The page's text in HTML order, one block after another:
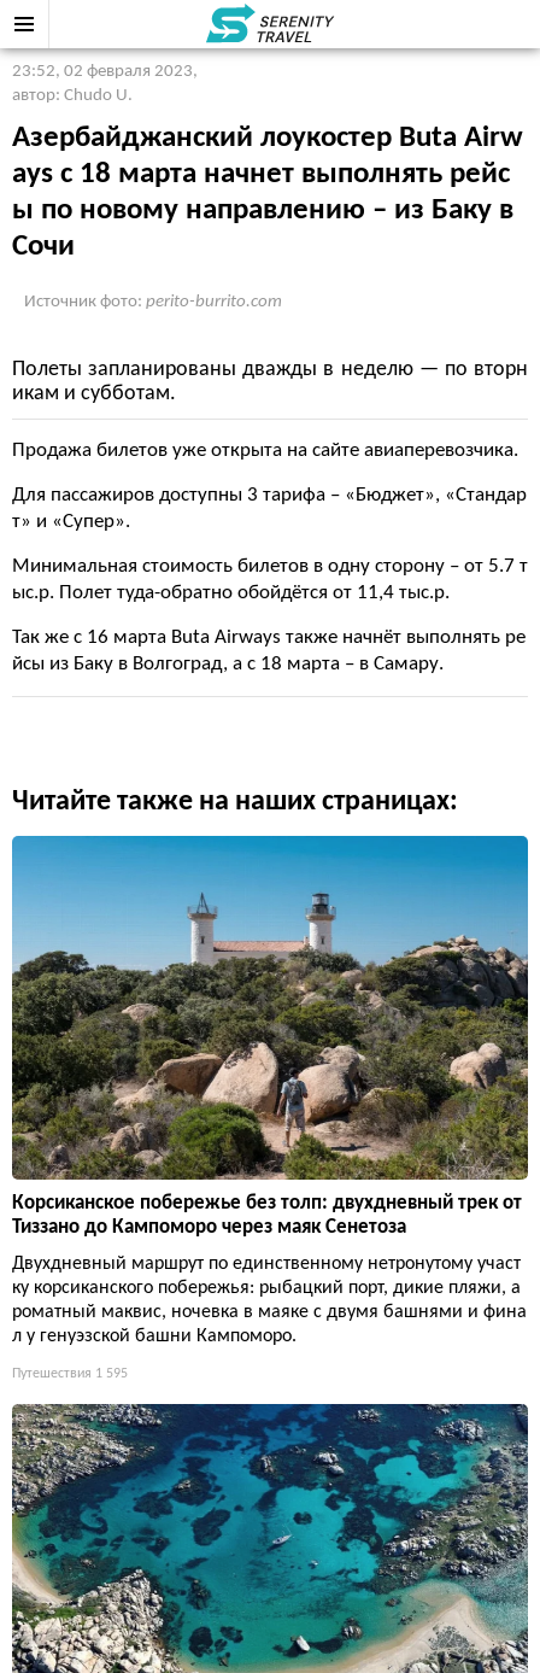
23:52, 02 февраля 2023,
автор: Chudo U.
Азербайджанский лоукостер Buta Airw
ays с 18 марта начнет выполнять рейс
ы по новому направлению – из Баку в
Сочи
Источник фото: perito-burrito.com
Полеты запланированы дважды в неделю — по вторн
икам и субботам.
Продажа билетов уже открыта на сайте авиаперевозчика.
Для пассажиров доступны 3 тарифа – «Бюджет», «Стандар
т» и «Супер».
Минимальная стоимость билетов в одну сторону – от 5.7 т
ыс.р. Полет туда-обратно обойдётся от 11,4 тыс.р.
Так же с 16 марта Buta Airways также начнёт выполнять ре
йсы из Баку в Волгоград, а с 18 марта – в Самару.
Читайте также на наших страницах:
Корсиканское побережье без толп: двухдневный трек от
Тиззано до Кампоморо через маяк Сенетоза
Двухдневный маршрут по единственному нетронутому участ
ку корсиканского побережья: рыбацкий порт, дикие пляжи, а
роматный маквис, ночевка в маяке с двумя башнями и фина
л у генуэзской башни Кампоморо.
Путешествия 1 595